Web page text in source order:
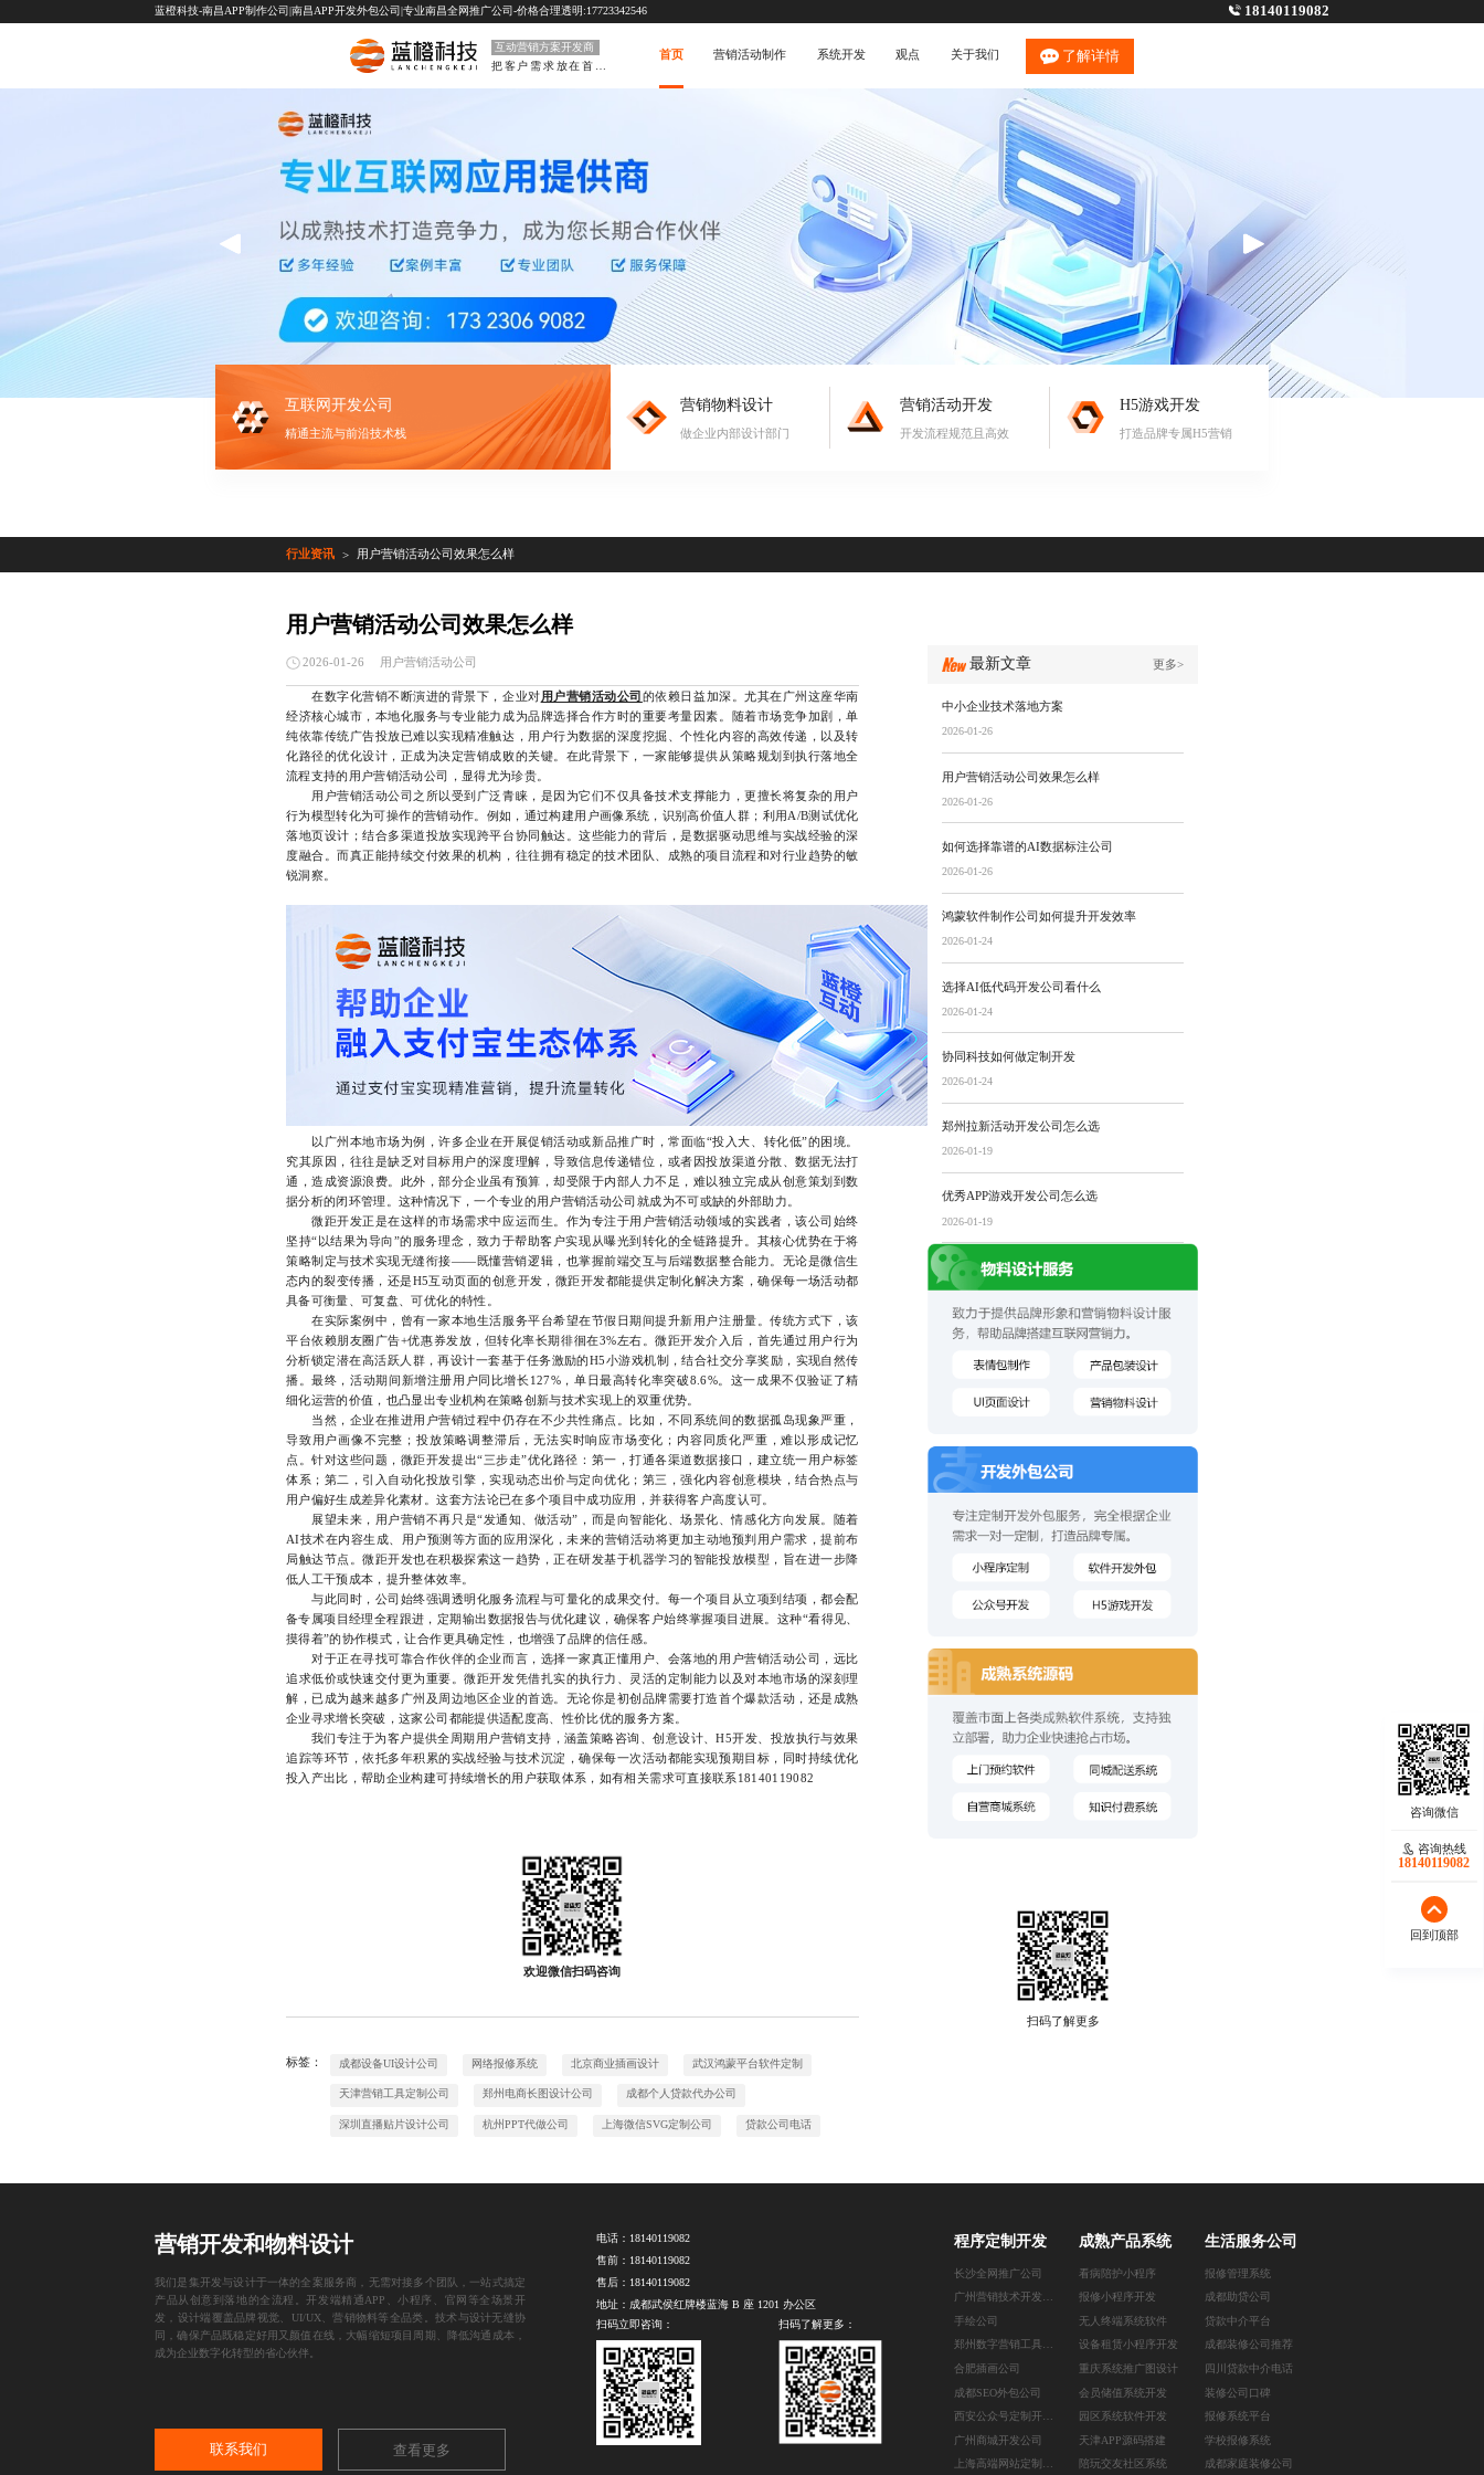
蓝橙科技-南昌APP制作公司|南昌APP开发外包公司|专业南昌全网推广公司-价格合理透明:17723342546 18140119082
互动营销方案开发商
首页 营销活动制作 系统开发 观点 关于我们 了解详情
互联网开发公司
精通主流与前沿技术栈
营销物料设计
做企业内部设计部门
营销活动开发
开发流程规范且高效
H5游戏开发
打造品牌专属H5营销
行业资讯 > 用户营销活动公司效果怎么样
用户营销活动公司效果怎么样
2026-01-26 用户营销活动公司
在数字化营销不断演进的背景下，企业对用户营销活动公司 的依赖日益加深。尤其在广州这座华南
经济核心城市，本地化服务与专业能力成为品牌选择合作方时的重要考量因素。随着市场竞争加剧，单
纯依靠传统广告投放已难以实现精准触达，用户行为数据的深度挖掘、个性化内容的高效传递，以及转
化路径的优化设计，正成为决定营销成败的关键。在此背景下，一家能够提供从策略规划到执行落地全
流程支持的用户营销活动公司，显得尤为珍贵。
用户营销活动公司之所以受到广泛青睐，是因为它们不仅具备技术支撑能力，更擅长将复杂的用户
行为模型转化为可操作的营销动作。例如，通过构建用户画像系统，识别高价值人群；利用A/B测试优化
落地页设计；结合多渠道投放实现跨平台协同触达。这些能力的背后，是数据驱动思维与实战经验的深
度融合。而真正能持续交付效果的机构，往往拥有稳定的技术团队、成熟的项目流程和对行业趋势的敏
锐洞察。
以广州本地市场为例，许多企业在开展促销活动或新品推广时，常面临“投入大、转化低”的困境。
究其原因，往往是缺乏对目标用户的深度理解，导致信息传递错位，或者因投放渠道分散、数据无法打
通，造成资源浪费。此外，部分企业虽有预算，却受限于内部人力不足，难以独立完成从创意策划到数
据分析的闭环管理。这种情况下，一个专业的用户营销活动公司就成为不可或缺的外部助力。
微距开发正是在这样的市场需求中应运而生。作为专注于用户营销活动领域的实践者，该公司始终
坚持“以结果为导向”的服务理念，致力于帮助客户实现从曝光到转化的全链路提升。其核心优势在于将
策略制定与技术实现无缝衔接——既懂营销逻辑，也掌握前端交互与后端数据整合能力。无论是微信生
态内的裂变传播，还是H5互动页面的创意开发，微距开发都能提供定制化解决方案，确保每一场活动都
具备可衡量、可复盘、可优化的特性。
在实际案例中，曾有一家本地生活服务平台希望在节假日期间提升新用户注册量。传统方式下，该
平台依赖朋友圈广告+优惠券发放，但转化率长期徘徊在3%左右。微距开发介入后，首先通过用户行为
分析锁定潜在高活跃人群，再设计一套基于任务激励的H5小游戏机制，结合社交分享奖励，实现自然传
播。最终，活动期间新增注册用户同比增长127%，单日最高转化率突破8.6%。这一成果不仅验证了精
细化运营的价值，也凸显出专业机构在策略创新与技术实现上的双重优势。
当然，企业在推进用户营销过程中仍存在不少共性痛点。比如，不同系统间的数据孤岛现象严重，
导致用户画像不完整；投放策略调整滞后，无法实时响应市场变化；内容同质化严重，难以形成记忆
点。针对这些问题，微距开发提出“三步走”优化路径：第一，打通各渠道数据接口，建立统一用户标签
体系；第二，引入自动化投放引擎，实现动态出价与定向优化；第三，强化内容创意模块，结合热点与
用户偏好生成差异化素材。这套方法论已在多个项目中成功应用，并获得客户高度认可。
展望未来，用户营销不再只是“发通知、做活动”，而是向智能化、场景化、情感化方向发展。随着
AI技术在内容生成、用户预测等方面的应用深化，未来的营销活动将更加主动地预判用户需求，提前布
局触达节点。微距开发也在积极探索这一趋势，正在研发基于机器学习的智能投放模型，旨在进一步降
低人工干预成本，提升整体效率。
与此同时，公司始终强调透明化服务流程与可量化的成果交付。每一个项目从立项到结项，都会配
备专属项目经理全程跟进，定期输出数据报告与优化建议，确保客户始终掌握项目进展。这种“看得见、
摸得着”的协作模式，让合作更具确定性，也增强了品牌的信任感。
对于正在寻找可靠合作伙伴的企业而言，选择一家真正懂用户、会落地的用户营销活动公司，远比
追求低价或快速交付更为重要。微距开发凭借扎实的执行力、灵活的定制能力以及对本地市场的深刻理
解，已成为越来越多广州及周边地区企业的首选。无论你是初创品牌需要打造首个爆款活动，还是成熟
企业寻求增长突破，这家公司都能提供适配度高、性价比优的服务方案。
我们专注于为客户提供全周期用户营销支持，涵盖策略咨询、创意设计、H5开发、投放执行与效果
追踪等环节，依托多年积累的实战经验与技术沉淀，确保每一次活动都能实现预期目标，同时持续优化
投入产出比，帮助企业构建可持续增长的用户获取体系，如有相关需求可直接联系18140119082
欢迎微信扫码咨询
标签： 成都设备UI设计公司 网络报修系统 北京商业插画设计 武汉鸿蒙平台软件定制
天津营销工具定制公司 郑州电商长图设计公司 成都个人贷款代办公司
深圳直播贴片设计公司 杭州PPT代做公司 上海微信SVG定制公司 贷款公司电话
最新文章 更多>
中小企业技术落地方案
2026-01-26
用户营销活动公司效果怎么样
2026-01-26
如何选择靠谱的AI数据标注公司
2026-01-26
鸿蒙软件制作公司如何提升开发效率
2026-01-24
选择AI低代码开发公司看什么
2026-01-24
协同科技如何做定制开发
2026-01-24
郑州拉新活动开发公司怎么选
2026-01-19
优秀APP游戏开发公司怎么选
2026-01-19
扫码了解更多
咨询热线
18140119082
回到顶部
营销开发和物料设计
我们是集开发与设计于一体的全案服务商，无需对接多个团队，一站式搞定
产品从创意到落地的全流程。开发端精通APP、小程序、官网等全场景开
发，设计端覆盖品牌视觉、UI/UX、营销物料等全品类。技术与设计无缝协
同，确保产品既稳定好用又颜值在线，大幅缩短项目周期、降低沟通成本，
成为企业数字化转型的省心伙伴。
联系我们 查看更多
电话： 18140119082
售前： 18140119082
售后： 18140119082
地址：成都武侯红牌楼蓝海 B 座 1201 办公区
扫码立即咨询：
扫码了解更多：
程序定制开发
长沙全网推广公司
广州营销技术开发公司
手绘公司
郑州数字营销工具开发
合肥插画公司
成都SEO外包公司
西安公众号定制开发公司
广州商城开发公司
成熟产品系统
看病陪护小程序
报修小程序开发
无人终端系统软件
设备租赁小程序开发
重庆系统推广图设计
会员储值系统开发
园区系统软件开发
天津APP源码搭建
陪玩交友社区系统
生活服务公司
报修管理系统
成都助贷公司
贷款中介平台
成都装修公司推荐
四川贷款中介电话
装修公司口碑
报修系统平台
学校报修系统
成都家庭装修公司